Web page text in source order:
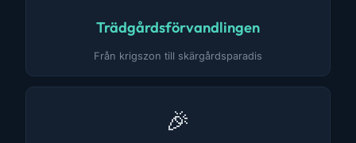
Trädgårdsförvandlingen
Från krigszon till skärgårdsparadis
🎉